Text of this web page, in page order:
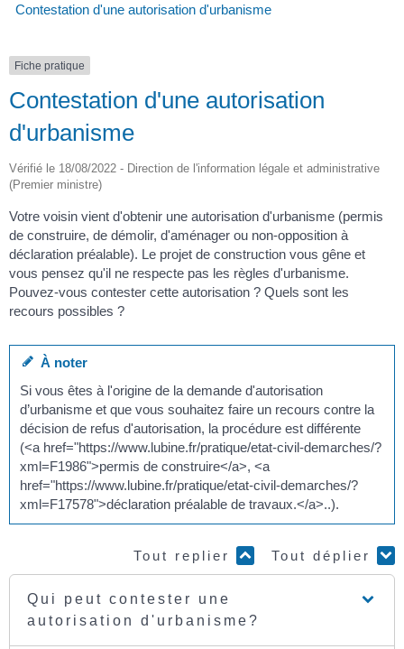
Contestation d'une autorisation d'urbanisme
Fiche pratique
Contestation d'une autorisation
d'urbanisme
Vérifié le 18/08/2022 - Direction de l'information légale et administrative
(Premier ministre)
Votre voisin vient d'obtenir une autorisation d'urbanisme (permis
de construire, de démolir, d'aménager ou non-opposition à
déclaration préalable). Le projet de construction vous gêne et
vous pensez qu'il ne respecte pas les règles d'urbanisme.
Pouvez-vous contester cette autorisation ? Quels sont les
recours possibles ?
À noter
Si vous êtes à l'origine de la demande d'autorisation
d’urbanisme et que vous souhaitez faire un recours contre la
décision de refus d'autorisation, la procédure est différente
(<a href="https://www.lubine.fr/pratique/etat-civil-demarches/?
xml=F1986">permis de construire</a>, <a
href="https://www.lubine.fr/pratique/etat-civil-demarches/?
xml=F17578">déclaration préalable de travaux.</a>..).
Tout replier Tout déplier
Qui peut contester une
autorisation d'urbanisme?